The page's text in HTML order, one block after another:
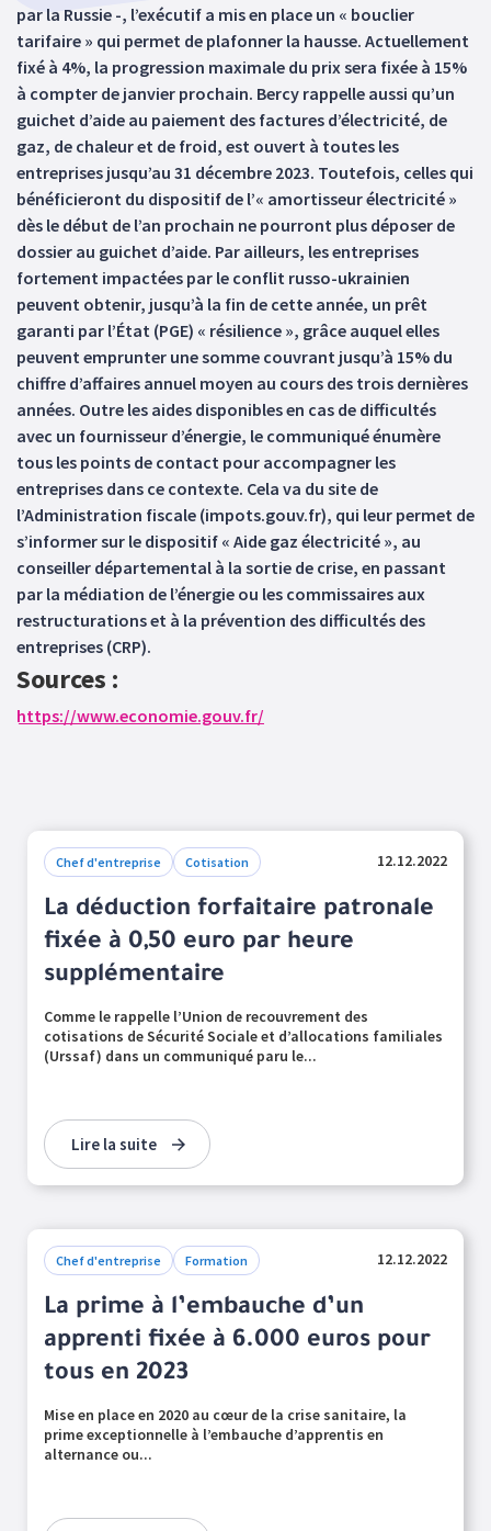
par la Russie -, l’exécutif a mis en place un « bouclier
tarifaire » qui permet de plafonner la hausse. Actuellement
fixé à 4%, la progression maximale du prix sera fixée à 15%
à compter de janvier prochain. Bercy rappelle aussi qu’un
guichet d’aide au paiement des factures d’électricité, de
gaz, de chaleur et de froid, est ouvert à toutes les
entreprises jusqu’au 31 décembre 2023. Toutefois, celles qui
bénéficieront du dispositif de l’« amortisseur électricité »
dès le début de l’an prochain ne pourront plus déposer de
dossier au guichet d’aide. Par ailleurs, les entreprises
fortement impactées par le conflit russo-ukrainien
peuvent obtenir, jusqu’à la fin de cette année, un prêt
garanti par l’État (PGE) « résilience », grâce auquel elles
peuvent emprunter une somme couvrant jusqu’à 15% du
chiffre d’affaires annuel moyen au cours des trois dernières
années. Outre les aides disponibles en cas de difficultés
avec un fournisseur d’énergie, le communiqué énumère
tous les points de contact pour accompagner les
entreprises dans ce contexte. Cela va du site de
l’Administration fiscale (impots.gouv.fr), qui leur permet de
s’informer sur le dispositif « Aide gaz électricité », au
conseiller départemental à la sortie de crise, en passant
par la médiation de l’énergie ou les commissaires aux
restructurations et à la prévention des difficultés des
entreprises (CRP).
Sources :
https://www.economie.gouv.fr/
Chef d'entreprise Cotisation 12.12.2022
La déduction forfaitaire patronale
fixée à 0,50 euro par heure
supplémentaire
Comme le rappelle l’Union de recouvrement des
cotisations de Sécurité Sociale et d’allocations familiales
(Urssaf) dans un communiqué paru le...
Lire la suite
Chef d'entreprise Formation 12.12.2022
La prime à l’embauche d’un
apprenti fixée à 6.000 euros pour
tous en 2023
Mise en place en 2020 au cœur de la crise sanitaire, la
prime exceptionnelle à l’embauche d’apprentis en
alternance ou...